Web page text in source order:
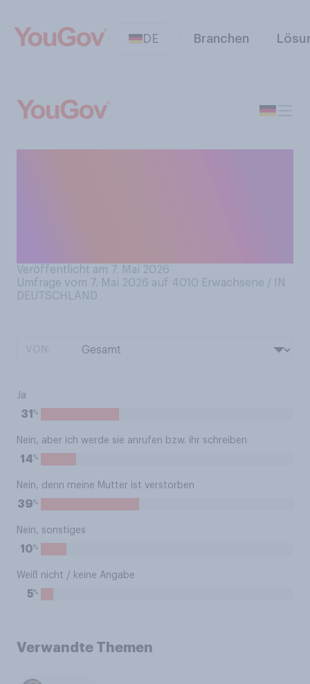
DE Branchen
Veröffentlicht am 7. Mai 2026
Umfrage vom 7. Mai 2026 auf 4010 Erwachsene / IN
DEUTSCHLAND
Ja
31 %
Nein, aber ich werde sie anrufen bzw. ihr schreiben
14%
Nein, denn meine Mutter ist verstorben
39%
Nein, sonstiges
10%
Weiß nicht / keine Angabe
5%
Verwandte Themen